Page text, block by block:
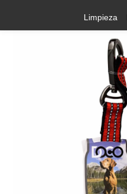
Limpieza